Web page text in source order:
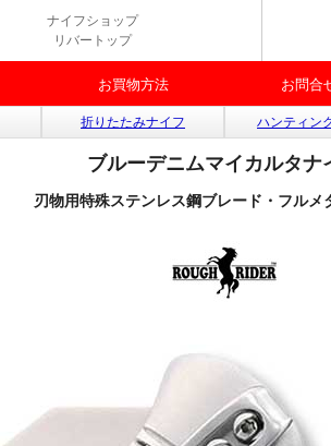
ナイフショップ
リバートップ
お買物方法 お問合
折りたたみナイフ ハンティン
ブルーデニムマイカルタナ
刃物用特殊ステンレス鋼ブレード・フルメ